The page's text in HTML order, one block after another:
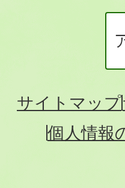
サイトマップ
個人情報